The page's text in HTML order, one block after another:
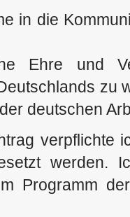
in die
Ehre und
zu
deutschen
verpflichte
werden.
Programm